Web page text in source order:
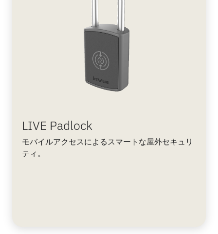
LIVE Padlock
モバイルアクセスによるスマートな屋外セキュリ
ティ。